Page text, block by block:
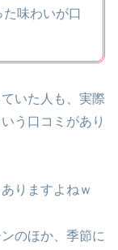
味わいが口
いた人も、実際
う口コミがあり
りますよねｗ
のほか、季節に